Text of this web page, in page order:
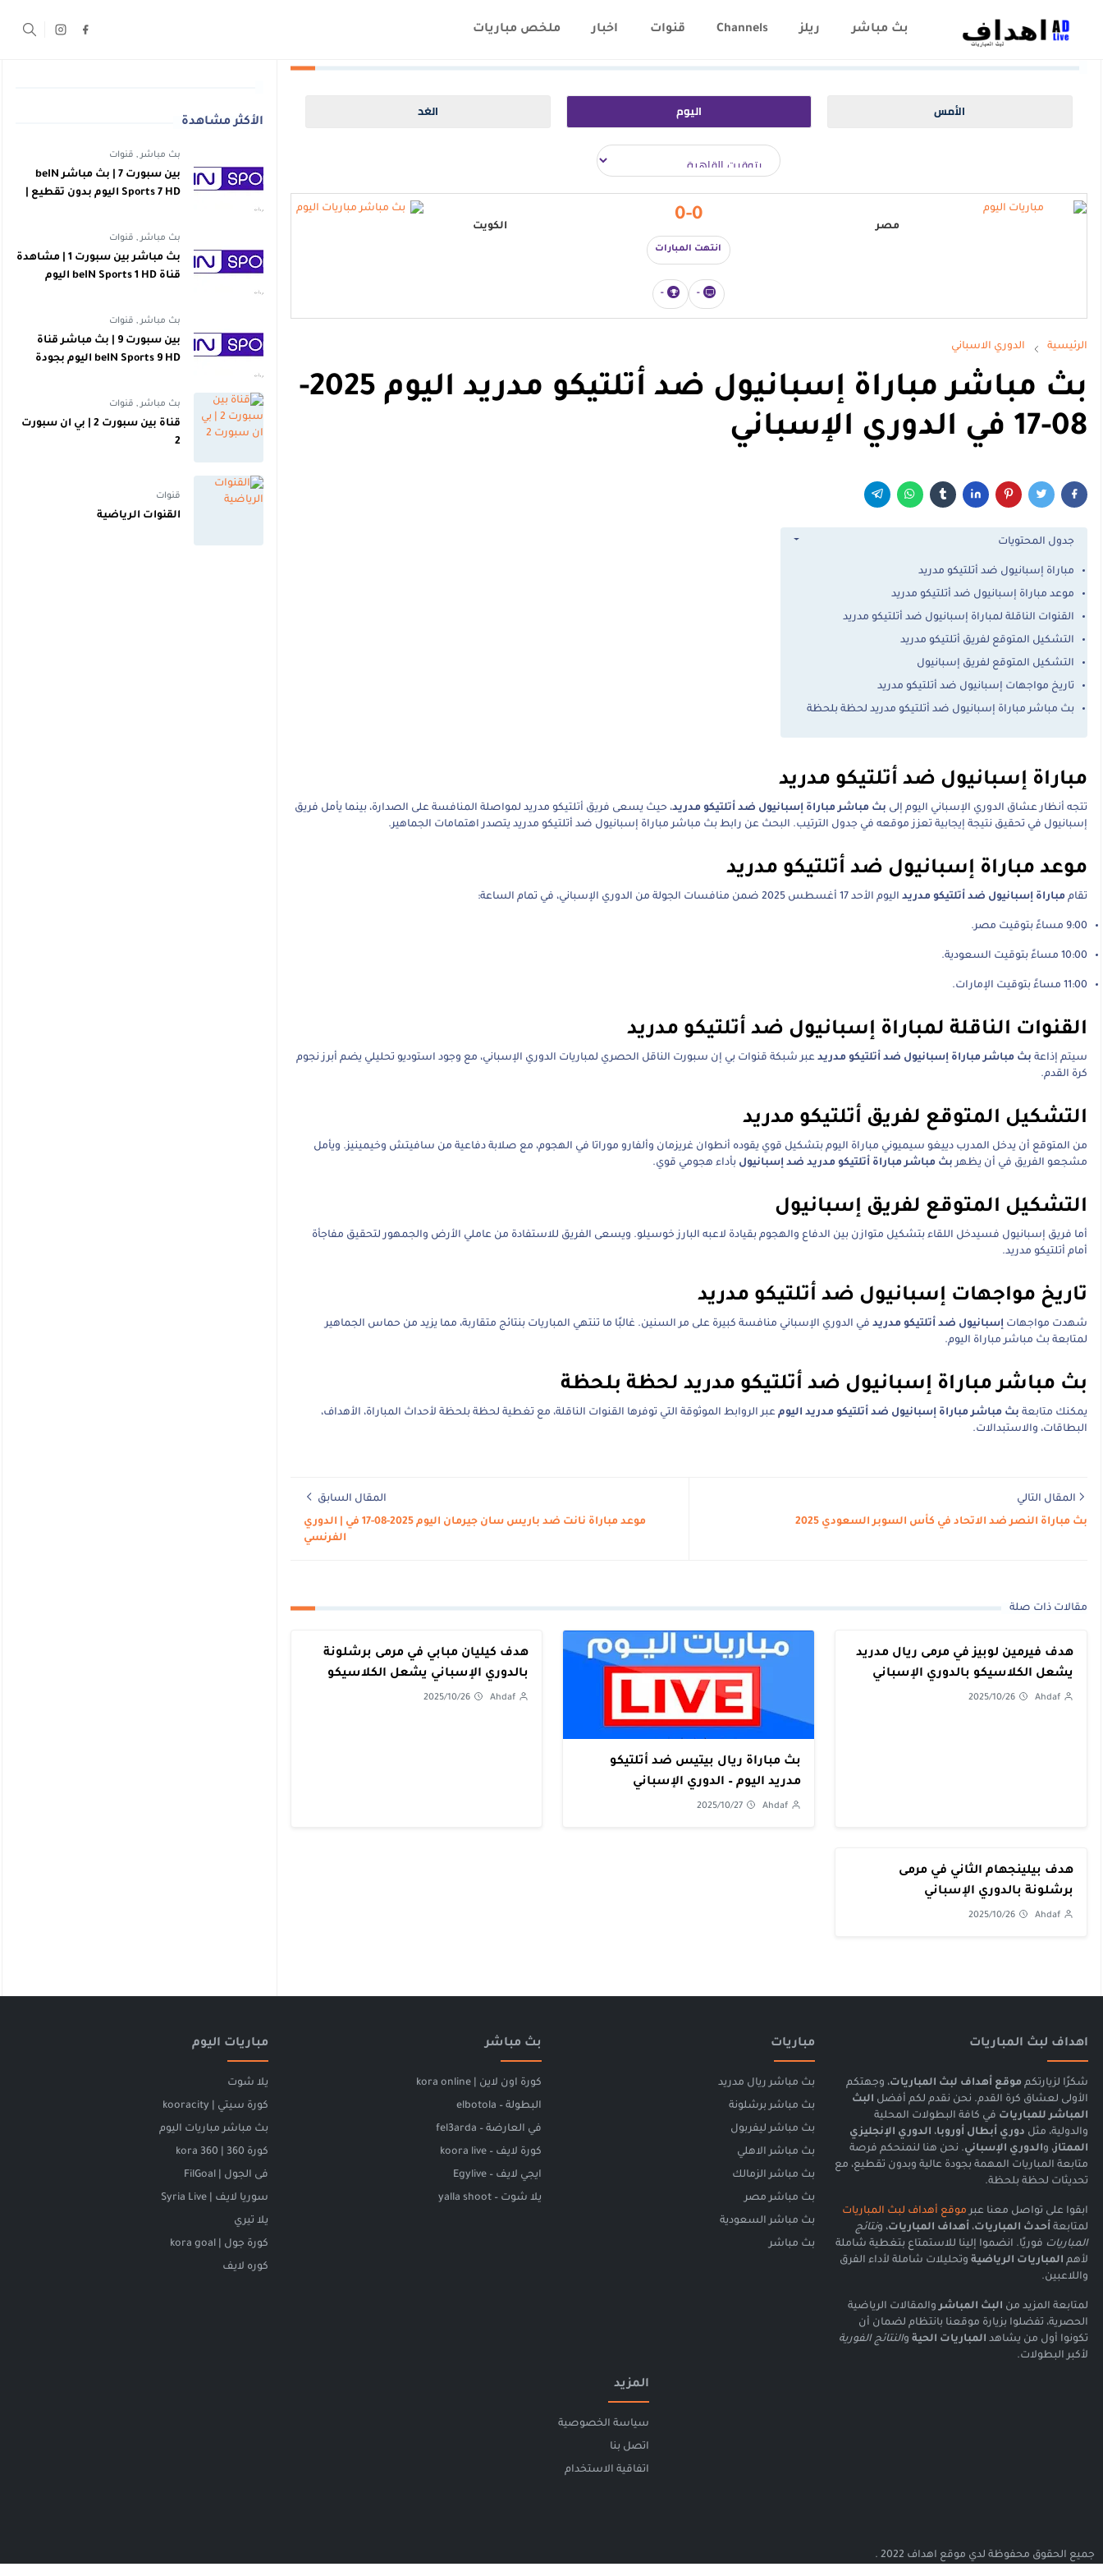
بث مباشر ريلز Channels قنوات اخبار ملخص مباريات
الأمس اليوم الغد
مصر
0-0
انتهت المبارات
-
-
الكويت
الرئيسية الدوري الاسباني
بث مباشر مباراة إسبانيول ضد أتلتيكو مدريد اليوم 2025-
08-17 في الدوري الإسباني
جدول المحتويات
مباراة إسبانيول ضد أتلتيكو مدريد
موعد مباراة إسبانيول ضد أتلتيكو مدريد
القنوات الناقلة لمباراة إسبانيول ضد أتلتيكو مدريد
التشكيل المتوقع لفريق أتلتيكو مدريد
التشكيل المتوقع لفريق إسبانيول
تاريخ مواجهات إسبانيول ضد أتلتيكو مدريد
بث مباشر مباراة إسبانيول ضد أتلتيكو مدريد لحظة بلحظة
مباراة إسبانيول ضد أتلتيكو مدريد
تتجه أنظار عشاق الدوري الإسباني اليوم إلى بث مباشر مباراة إسبانيول ضد أتلتيكو مدريد، حيث يسعى فريق أتلتيكو مدريد لمواصلة المنافسة على الصدارة، بينما يأمل فريق
إسبانيول في تحقيق نتيجة إيجابية تعزز موقعه في جدول الترتيب. البحث عن رابط بث مباشر مباراة إسبانيول ضد أتلتيكو مدريد يتصدر اهتمامات الجماهير.
موعد مباراة إسبانيول ضد أتلتيكو مدريد
تقام مباراة إسبانيول ضد أتلتيكو مدريد اليوم الأحد 17 أغسطس 2025 ضمن منافسات الجولة من الدوري الإسباني، في تمام الساعة:
9:00 مساءً بتوقيت مصر.
10:00 مساءً بتوقيت السعودية.
11:00 مساءً بتوقيت الإمارات.
القنوات الناقلة لمباراة إسبانيول ضد أتلتيكو مدريد
سيتم إذاعة بث مباشر مباراة إسبانيول ضد أتلتيكو مدريد عبر شبكة قنوات بي إن سبورت الناقل الحصري لمباريات الدوري الإسباني، مع وجود استوديو تحليلي يضم أبرز نجوم
كرة القدم.
التشكيل المتوقع لفريق أتلتيكو مدريد
من المتوقع أن يدخل المدرب دييغو سيميوني مباراة اليوم بتشكيل قوي يقوده أنطوان غريزمان وألفارو موراتا في الهجوم، مع صلابة دفاعية من سافيتش وخيمينيز. ويأمل
مشجعو الفريق في أن يظهربث مباشر مباراة أتلتيكو مدريد ضد إسبانيول بأداء هجومي قوي.
التشكيل المتوقع لفريق إسبانيول
أما فريق إسبانيول فسيدخل اللقاء بتشكيل متوازن بين الدفاع والهجوم بقيادة لاعبه البارز خوسيلو. ويسعى الفريق للاستفادة من عاملي الأرض والجمهور لتحقيق مفاجأة
أمام أتلتيكو مدريد.
تاريخ مواجهات إسبانيول ضد أتلتيكو مدريد
شهدت مواجهات إسبانيول ضد أتلتيكو مدريد في الدوري الإسباني منافسة كبيرة على مر السنين. غالبًا ما تنتهي المباريات بنتائج متقاربة، مما يزيد من حماس الجماهير
لمتابعة بث مباشر مباراة اليوم.
بث مباشر مباراة إسبانيول ضد أتلتيكو مدريد لحظة بلحظة
يمكنك متابعة بث مباشر مباراة إسبانيول ضد أتلتيكو مدريد اليوم عبر الروابط الموثوقة التي توفرها القنوات الناقلة، مع تغطية لحظة بلحظة لأحداث المباراة، الأهداف،
البطاقات، والاستبدالات.
المقال التالي
بث مباراة النصر ضد الاتحاد في كأس السوبر السعودي 2025
المقال السابق
موعد مباراة نانت ضد باريس سان جيرمان اليوم 2025-08-17 في | الدوري
الفرنسي
مقالات ذات صلة
هدف فيرمين لوبيز في مرمى ريال مدريد
يشعل الكلاسيكو بالدوري الإسباني
Ahdaf
2025/10/26
بث مباراة ريال بيتيس ضد أتلتيكو
مدريد اليوم – الدوري الإسباني
Ahdaf
2025/10/27
هدف كيليان مبابي في مرمى برشلونة
بالدوري الإسباني يشعل الكلاسيكو
Ahdaf
2025/10/26
هدف بيلينجهام الثاني في مرمى
برشلونة بالدوري الإسباني
Ahdaf
2025/10/26
الأكثر مشاهدة
بث مباشر, قنوات
بين سبورت 7 | بث مباشر beIN
Sports 7 HD اليوم بدون تقطيع |
بث مباشر, قنوات
بث مباشر بين سبورت 1 | مشاهدة
قناة beIN Sports 1 HD اليوم
بث مباشر, قنوات
بين سبورت 9 | بث مباشر قناة
beIN Sports 9 HD اليوم بجودة
بث مباشر, قنوات
قناة بين سبورت 2 | بي ان سبورت
2
قنوات
القنوات الرياضية
اهداف لبث المباريات
شكرًا لزيارتكم موقع أهداف لبث المباريات، وجهتكم
الأولى لعشاق كرة القدم. نحن نقدم لكم أفضل البث
المباشر للمباريات في كافة البطولات المحلية
والدولية، مثل دوري أبطال أوروبا، الدوري الإنجليزي
الممتاز، والدوري الإسباني. نحن هنا لنمنحكم فرصة
متابعة المباريات المهمة بجودة عالية وبدون تقطيع، مع
تحديثات لحظة بلحظة.
ابقوا على تواصل معنا عبر موقع أهداف لبث المباريات
لمتابعة أحدث المباريات، أهداف المباريات، ونتائج
المباريات فوريًا. انضموا إلينا للاستمتاع بتغطية شاملة
لأهم المباريات الرياضية وتحليلات شاملة لأداء الفرق
واللاعبين.
لمتابعة المزيد من البث المباشروالمقالات الرياضية
الحصرية، تفضلوا بزيارة موقعنا بانتظام لضمان أن
تكونوا أول من يشاهد المباريات الحية والنتائج الفورية
لأكبر البطولات.
مباريات
بث مباشر ريال مدريد
بث مباشر برشلونة
بث مباشر ليفربول
بث مباشر الاهلي
بث مباشر الزمالك
بث مباشر مصر
بث مباشر السعودية
بث مباشر
بث مباشر
كورة اون لاين | kora online
البطولة – elbotola
في العارضة – fel3arda
كورة لايف – koora live
ايجي لايف – Egylive
يلا شوت – yalla shoot
مباريات اليوم
يلا شوت
كورة سيتي | kooracity
بث مباشر مباريات اليوم
كورة 360 | kora 360
فى الجول | FilGoal
سوريا لايف | Syria Live
يلا تيري
كورة جول | kora goal
كوره لايف
المزيد
سياسة الخصوصية
اتصل بنا
اتفاقية الاستخدام
جميع الحقوق محفوظة لدي موقع اهداف 2022 .